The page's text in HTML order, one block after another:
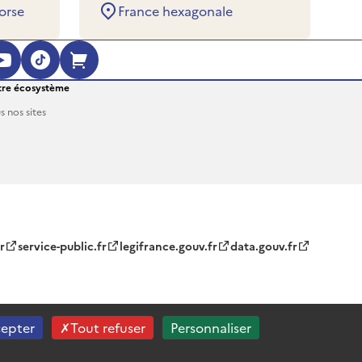
France hexagonale
dans une nouvelle fenêtre)
(s'ouvre dans une nouvelle fenêtre)
(s'ouvre dans une nouvelle
YouTube (s'ouvre dans une nouvelle
TikTok (s'ouvre dans une nouvelle
Boutique en ligne (s'ouvre
écosystème
nos sites
service-public.fr legifrance.gouv.fr data.gouv.fr
Tout refuser Personnaliser